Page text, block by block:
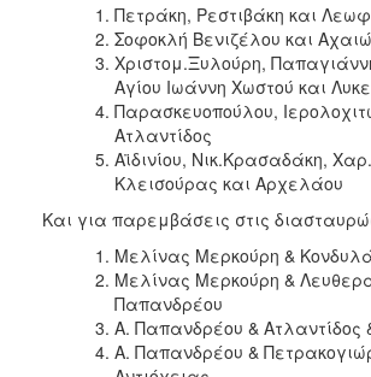
Πετράκη, Ρεστιβάκη και
Σοφοκλή Βενιζέλου και
Χριστομ.Ξυλούρη,
Αγίου Ιωάννη Χωστού και
Παρασκευοπούλου,
Ατλαντίδος
Aϊδινίου, Νικ.Κρασαδάκη,
Κλεισούρας και Αρχελάου
Και για παρεμβάσεις στις
Μελίνας Μερκούρη &
Μελίνας Μερκούρη &
Παπανδρέου
Α. Παπανδρέου & Ατλαντίδος &
Α. Παπανδρέου &